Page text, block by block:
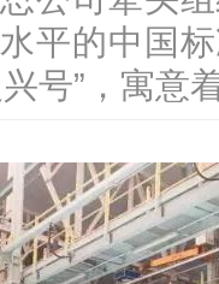
平的中国
号”，寓意